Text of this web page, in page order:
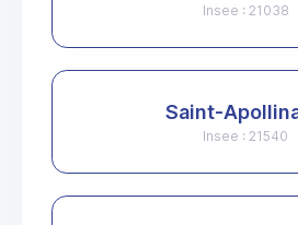
Insee : 21038
Saint-
Insee : 21540